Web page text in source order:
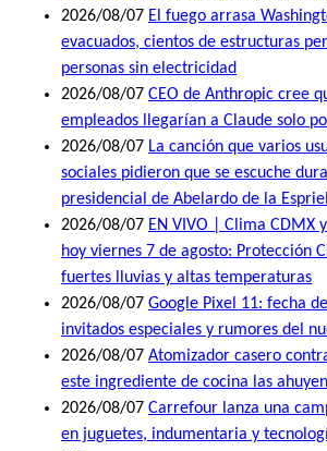
2026/08/07 El fuego arrasa
evacuados, cientos de estructuras
personas sin electricidad
2026/08/07 CEO de Anthropic cree
empleados llegarían a Claude solo
2026/08/07 La canción que varios
sociales pidieron que se escuche
presidencial de Abelardo de la
2026/08/07 EN VIVO | Clima CDMX
hoy viernes 7 de agosto: Protección
fuertes lluvias y altas temperaturas
2026/08/07 Google Pixel 11: fecha
invitados especiales y rumores del
2026/08/07 Atomizador casero
este ingrediente de cocina las
2026/08/07 Carrefour lanza una
en juguetes, indumentaria y